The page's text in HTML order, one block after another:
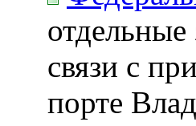
связи с
порте